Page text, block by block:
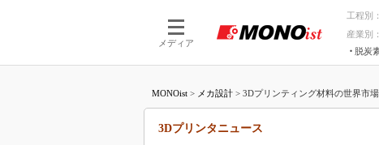
メディア
工程別：
産業別：
脱炭
つながる工場AI×設備保全
MONOist > メカ設計 > 3Dプリンティング材料の世界市場
3Dプリンタニュース